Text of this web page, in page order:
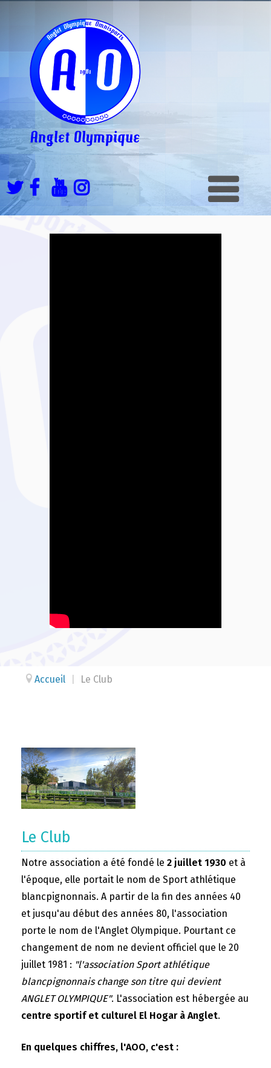
Accueil Le Club
Le Club
Notre association a été fondé le 2 juillet 1930 et à
l'époque, elle portait le nom de Sport athlétique
blancpignonnais. A partir de la fin des années 40
et jusqu'au début des années 80, l'association
porte le nom de l'Anglet Olympique. Pourtant ce
changement de nom ne devient officiel que le 20
juillet 1981 : "l'association Sport athlétique
blancpignonnais change son titre qui devient
ANGLET OLYMPIQUE". L'association est hébergée au
centre sportif et culturel El Hogar à Anglet.
En quelques chiffres, l'AOO, c'est :